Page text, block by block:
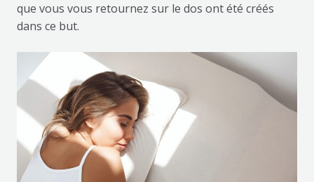
que vous vous retournez sur le dos ont été créés
dans ce but.